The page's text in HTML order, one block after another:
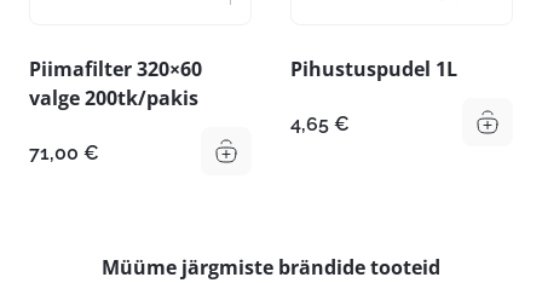
Piimafilter 320×60
valge 200tk/pakis
71,00 €
Pihustuspudel 1L
4,65 €
Müüme järgmiste brändide tooteid